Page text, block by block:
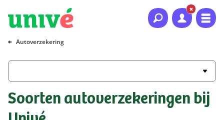
Naar hoofdinhoud
Naar hoofdnavigatie
Naar footer
Autoverzekering
Soorten autoverzekeringen bij